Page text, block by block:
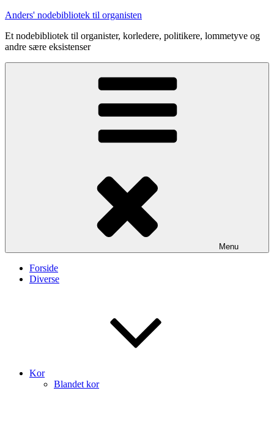
Videre
indhold
Anders' nodebibliotek til organisten
Et nodebibliotek til organister, korledere, politikere, lommetyve og
andre sære eksistenser
Menu
Forside
Diverse
Kor
Blandet kor